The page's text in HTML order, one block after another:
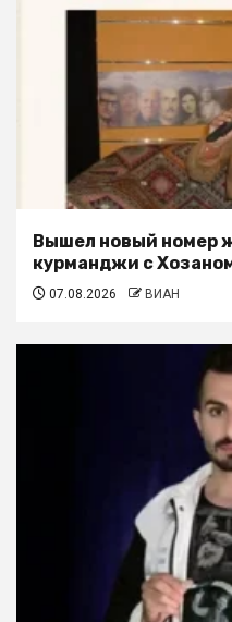
Вышел новый номер
курманджи с
07.08.2026 ВИАН